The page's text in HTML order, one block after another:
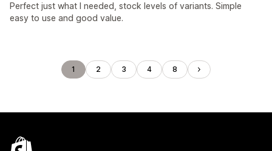
Perfect just what I needed, stock levels of variants. Simple
easy to use and good value.
1 2 3 4 8